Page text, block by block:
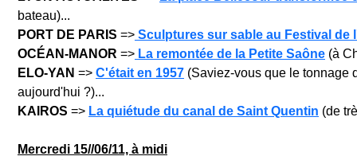
bateau)...
PORT DE PARIS => Sculptures sur sable au Festival de
OCÉAN-MANOR => La remontée de la Petite Saône (à
ELO-YAN => C'était en 1957 (Saviez-vous que le tonnage
aujourd'hui ?)...
KAIROS => La quiétude du canal de Saint Quentin (de
Mercredi 15//06/11, à midi